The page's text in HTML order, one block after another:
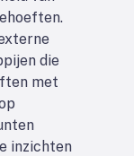
die
met
inzichten